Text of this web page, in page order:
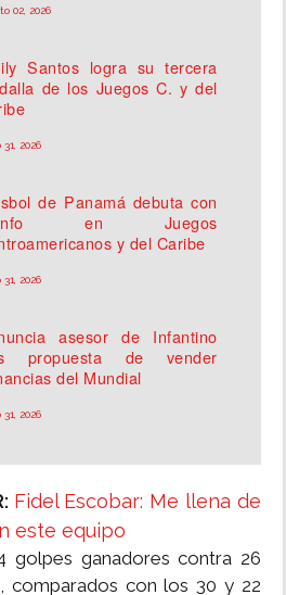
02, 2026
Santos logra su tercera
de los Juegos C. y del
2026
de Panamá debuta con
en Juegos
y del Caribe
2026
asesor de Infantino
propuesta de vender
del Mundial
2026
Fidel Escobar: Me llena de
este equipo
golpes ganadores contra 26
comparados con los 30 y 22